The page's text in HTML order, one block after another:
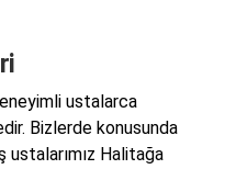
ustalarca
Bizlerde konusunda
ustalarımız Halitağa